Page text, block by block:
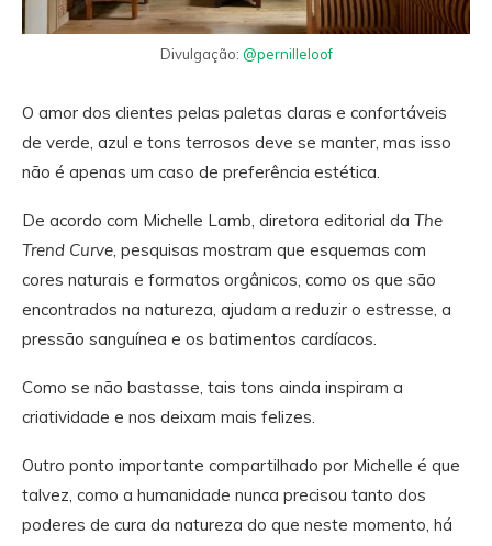
Divulgação: @pernilleloof
O amor dos clientes pelas paletas claras e confortáveis
de verde, azul e tons terrosos deve se manter, mas isso
não é apenas um caso de preferência estética.
De acordo com Michelle Lamb, diretora editorial da The
Trend Curve , pesquisas mostram que esquemas com
cores naturais e formatos orgânicos, como os que são
encontrados na natureza, ajudam a reduzir o estresse, a
pressão sanguínea e os batimentos cardíacos.
Como se não bastasse, tais tons ainda inspiram a
criatividade e nos deixam mais felizes.
Outro ponto importante compartilhado por Michelle é que
talvez, como a humanidade nunca precisou tanto dos
poderes de cura da natureza do que neste momento, há